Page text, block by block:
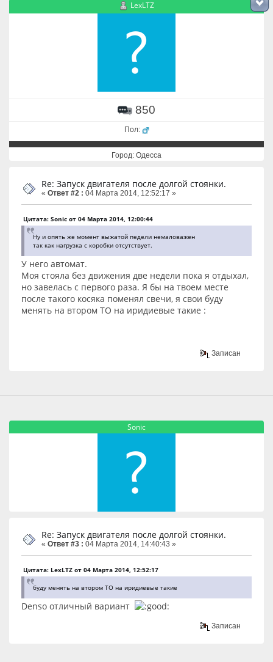
LexLTZ
850
Пол:
Город: Одесса
Re: Запуск двигателя после долгой стоянки.
« Ответ #2 : 04 Марта 2014, 12:52:17 »
Цитата: Sonic от 04 Марта 2014, 12:00:44
Ну и опять же момент выжатой педели немаловажен
так как нагрузка с коробки отсутствует.
У него автомат.
Моя стояла без движения две недели пока я отдыхал,
но завелась с первого раза. Я бы на твоем месте
после такого косяка поменял свечи, я свои буду
менять на втором ТО на иридиевые такие :
Записан
Sonic
Re: Запуск двигателя после долгой стоянки.
« Ответ #3 : 04 Марта 2014, 14:40:43 »
Цитата: LexLTZ от 04 Марта 2014, 12:52:17
буду менять на втором ТО на иридиевые такие
Denso отличный вариант
Записан